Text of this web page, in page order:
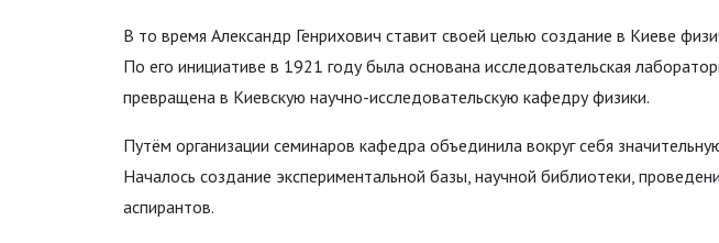
В то время Александр Генрихович ставит своей целью создание в Киеве
По его инициативе в 1921 году была основана исследовательская
превращена в Киевскую научно-исследовательскую кафедру физики.
Путём организации семинаров кафедра объединила вокруг себя
Началось создание экспериментальной базы, научной библиотеки,
аспирантов.